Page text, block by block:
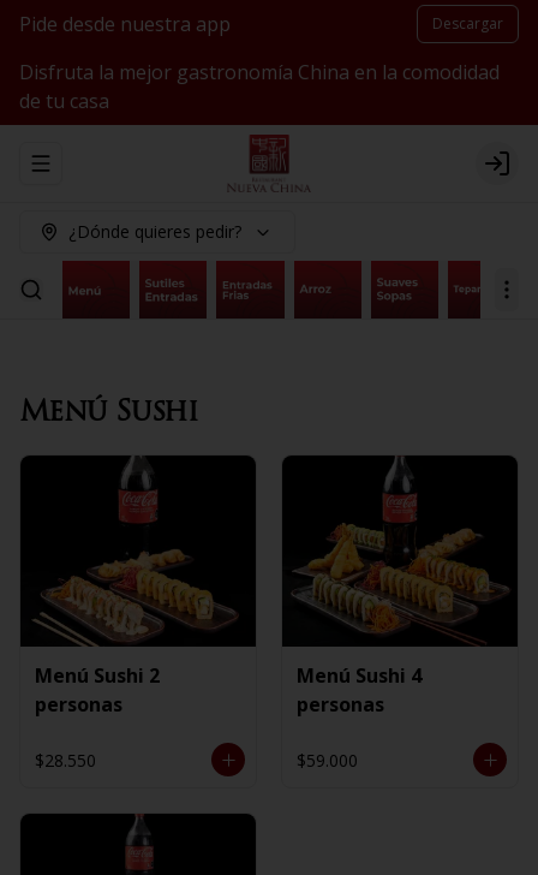
Pide desde nuestra app Descargar
Disfruta la mejor gastronomía China en la comodidad
de tu casa
Abrir menu de navegación Login
¿Dónde quieres pedir?
Menú Sushi
Menú Sushi 2
personas
$28.550
Menú Sushi 4
personas
$59.000